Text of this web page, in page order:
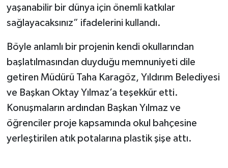
yaşanabilir bir dünya için önemli katkılar
sağlayacaksınız” ifadelerini kullandı.
Böyle anlamlı bir projenin kendi okullarından
başlatılmasından duyduğu memnuniyeti dile
getiren Müdürü Taha Karagöz, Yıldırım Belediyesi
ve Başkan Oktay Yılmaz’a teşekkür etti.
Konuşmaların ardından Başkan Yılmaz ve
öğrenciler proje kapsamında okul bahçesine
yerleştirilen atık potalarına plastik şişe attı.